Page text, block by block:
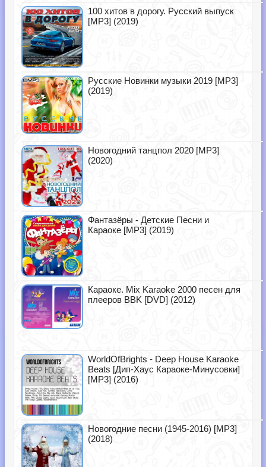
100 хитов в дорогу. Русский выпуск
[MP3] (2019)
Русские Новинки музыки 2019 [MP3]
(2019)
Новогодний танцпол 2020 [MP3]
(2020)
Фантазёры - Детские Песни и
Караоке [MP3] (2019)
Караоке. Mix Karaoke 2000 песен для
плееров BBK [DVD] (2012)
WorldOfBrights - Deep House Karaoke
Beats [Дип-Хаус Караоке-Минусовки]
[MP3] (2016)
Новогодние песни (1945-2016) [MP3]
(2018)